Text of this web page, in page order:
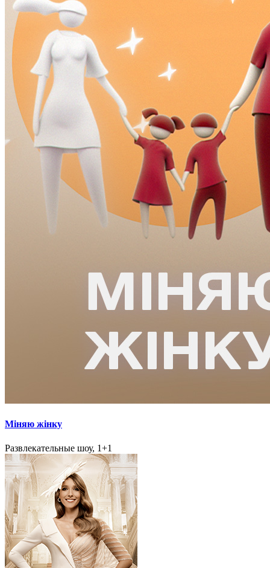
Міняю жінку
Развлекательные шоу, 1+1